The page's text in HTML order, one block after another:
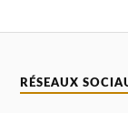
A
T
RÉSEAUX